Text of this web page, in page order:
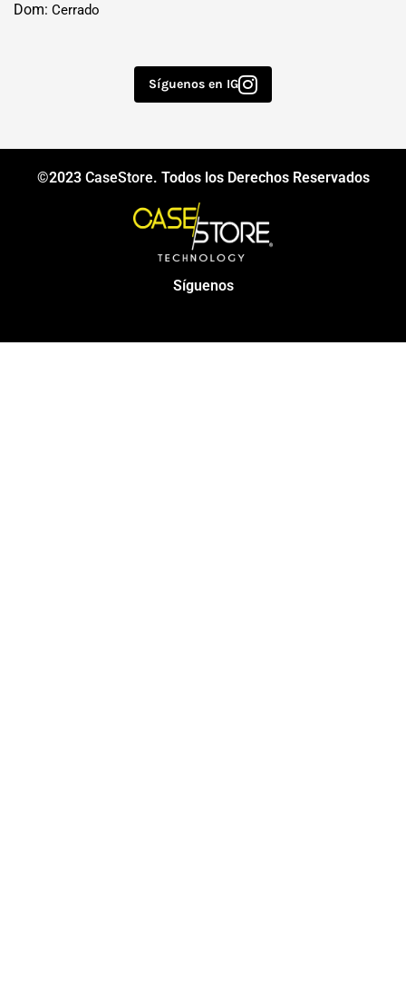
Dom: Cerrado
Síguenos en IG
©2023 CaseStore. Todos los Derechos Reservados
Síguenos